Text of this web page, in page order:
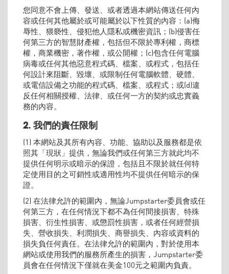
您同意不會上傳、發送、或者透過本網站傳送任何內
容或任何其他屬於或可能屬於以下性質的內容：(a)侮
辱性、猥褻性、侵犯他人隱私或機密資訊；(b)侵害任
何第三方的智慧財產權，包括但不限於專利權，商標
權，商業機密，著作權，或公開權；(c)包含任何電腦
病毒或任何其他惡意程式碼、檔案、或程式，包括任
何設計來阻斷、毀壞、或限制任何電腦軟體、硬體、
或電信設備之功能的程式碼、檔案、或程式；或(d)違
反任何相關授權、法律、或任何一方的契約或忠實義
務的內容。
2. 我們的責任限制
(1) 本網站及其所有內容、功能、協助以及服務都是依
照其「現狀」提供，無論我們或任何第三方就此均不
提供任何明示或暗示的保證，包括且不限於就任何特
定使用目的之可銷性或適用性均不提供任何暗示的保
證。
(2) 在法律允許的範圍內，無論Jumpstarter委員會或任
何第三方，在任何情況下都不為任何間接損害、特殊
損害、衍生性損害、或懲罰性損害，或者任何經營損
失、營收損失、利潤損失、商譽損失、內容或資料的
損失負任何責任。在法律允許的範圍內，對於使用本
網站或使用我們的服務所產生的損害，Jumpstarter委
員會在任何情況下僅就在美金100元之範圍內負責。